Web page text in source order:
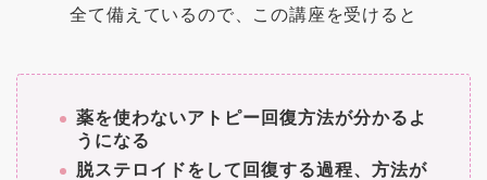
全て備えているので、この講座を受けると
薬を使わないアトピー回復方法が分かるよ
うになる
脱ステロイドをして回復する過程、方法が